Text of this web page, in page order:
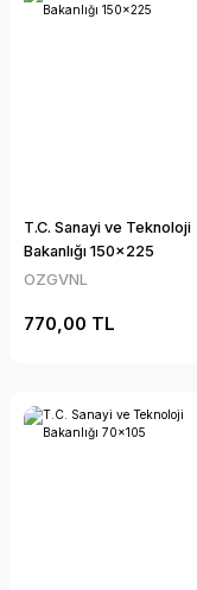
T.C. Sanayi ve Teknoloji
Bakanlığı 150x225
OZGVNL
770,00 TL